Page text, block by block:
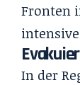
Fronten
In der